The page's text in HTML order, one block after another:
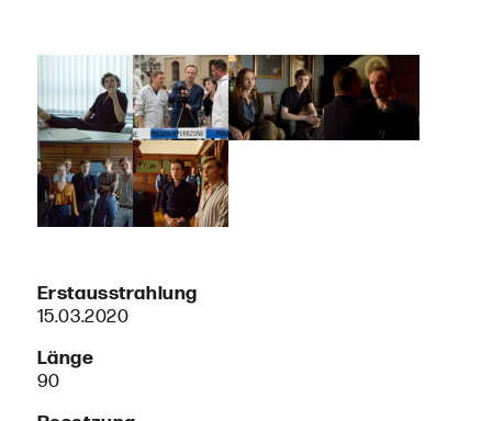
Erstausstrahlung
15.03.2020
Länge
90